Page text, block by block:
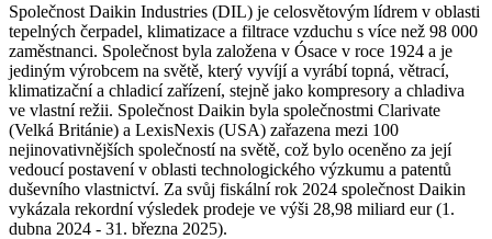
Společnost Daikin Industries (DIL) je celosvětovým lídrem v oblasti
tepelných čerpadel, klimatizace a filtrace vzduchu s více než 98 000
zaměstnanci. Společnost byla založena v Ósace v roce 1924 a je
jediným výrobcem na světě, který vyvíjí a vyrábí topná, větrací,
klimatizační a chladicí zařízení, stejně jako kompresory a chladiva
ve vlastní režii. Společnost Daikin byla společnostmi Clarivate
(Velká Británie) a LexisNexis (USA) zařazena mezi 100
nejinovativnějších společností na světě, což bylo oceněno za její
vedoucí postavení v oblasti technologického výzkumu a patentů
duševního vlastnictví. Za svůj fiskální rok 2024 společnost Daikin
vykázala rekordní výsledek prodeje ve výši 28,98 miliard eur (1.
dubna 2024 - 31. března 2025).